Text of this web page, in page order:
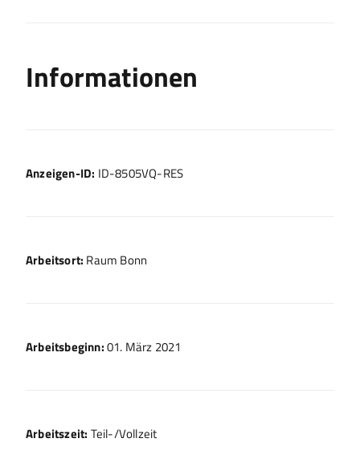
Informationen
Anzeigen-ID: ID-8505VQ-RES
Arbeitsort: Raum Bonn
Arbeitsbeginn:01. März 2021
Arbeitszeit: Teil-/Vollzeit